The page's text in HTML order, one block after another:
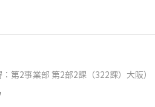
第2事業部 第2部2課（322課）大阪）